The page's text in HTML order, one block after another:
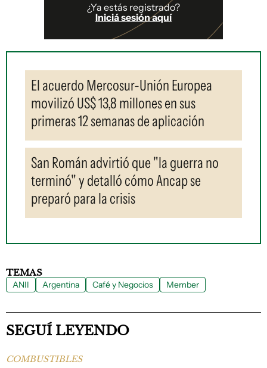
¿Ya estás registrado?
Iniciá sesión aquí
El acuerdo Mercosur-Unión Europea
movilizó US$ 13,8 millones en sus
primeras 12 semanas de aplicación
San Román advirtió que "la guerra no
terminó" y detalló cómo Ancap se
preparó para la crisis
TEMAS
ANII Argentina Café y Negocios Member
SEGUÍ LEYENDO
COMBUSTIBLES